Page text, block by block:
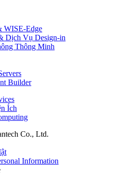
WISE-Edge
Dịch Vụ Design-in
Thông Minh
Builder
Ích
Co., Ltd.
Information